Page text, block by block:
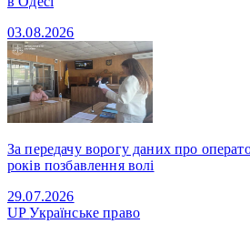
03.08.2026
За передачу ворогу даних про
років позбавлення волі
29.07.2026
UPУкраїнське право